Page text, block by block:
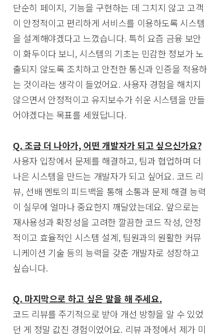
단순히 페이지, 기능을 구현하는 데 그치지 않고 고객
이 안정적이고 편리하게 서비스를 이용하도록 시스템
을 설계해야겠다고 느꼈습니다. 특히 요즘 금융 보안
이 화두이다 보니, 시스템의 기초는 민감한 정보가 노
출되지 않도록 조치하고 안전한 통신과 인증을 적용하
는 것이라는 생각이 들었어요. 사용자 경험을 해치지
않으면서 안정적이고 유지보수가 쉬운 시스템을 만들
어야겠다는 목표를 세웠답니다.
Q. 조금 더 나아가, 어떤 개발자가 되고 싶으신가요?
사용자 입장에서 문제를 해결하고, 팀과 협업하며 더
나은 시스템을 만드는 개발자가 되고 싶어요. 코드 리
뷰, 선배 멘토의 피드백을 통해 소통과 문제 해결 능력
이 실무에 얼마나 중요한지 깨달았는데요. 앞으로는
재사용성과 확장성을 고려한 깔끔한 코드 작성, 안정
적이고 효율적인 시스템 설계, 팀원과의 원활한 커뮤
니케이션 기술 등의 능력을 갖춘 개발자로 성장하고
싶습니다.
Q. 마지막으로 하고 싶은 말을 해 주세요.
코드 리뷰를 주기적으로 받아 개선 방향을 알 수 있었
던 게 정말 값진 경험이었어요. 리뷰 과정에서 제가 미